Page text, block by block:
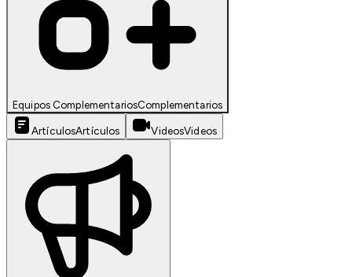
Equipos ComplementariosComplementarios
ArtículosArtículos VideosVideos